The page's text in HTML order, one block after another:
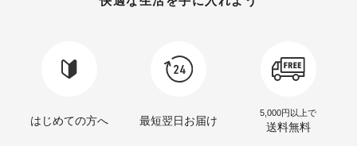
はじめての方へ 最短翌日お届け
5,000円以上で
送料無料